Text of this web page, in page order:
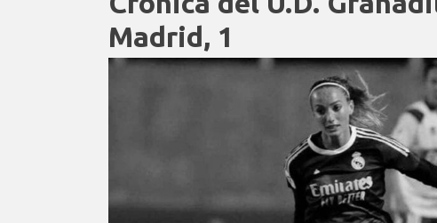
Madrid, 1